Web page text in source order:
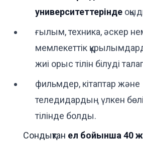
университеттерінде
ғылым, техника, әскер
мемлекеттік
жиі орыс тілін білуді
фильмдер, кітаптар және
теледидардың үлкен
тілінде болды.
Сондықтан ел бойынша 40